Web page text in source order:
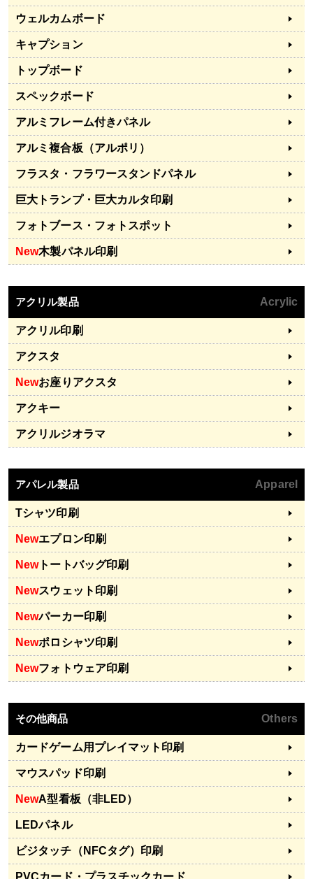
ウェルカムボード
キャプション
トップボード
スペックボード
アルミフレーム付きパネル
アルミ複合板（アルポリ）
フラスタ・フラワースタンドパネル
巨大トランプ・巨大カルタ印刷
フォトブース・フォトスポット
New木製パネル印刷
アクリル製品 Acrylic
アクリル印刷
アクスタ
Newお座りアクスタ
アクキー
アクリルジオラマ
アパレル製品 Apparel
Tシャツ印刷
Newエプロン印刷
Newトートバッグ印刷
Newスウェット印刷
Newパーカー印刷
Newポロシャツ印刷
Newフォトウェア印刷
その他商品 Others
カードゲーム用プレイマット印刷
マウスパッド印刷
NewA型看板（非LED）
LEDパネル
ビジタッチ（NFCタグ）印刷